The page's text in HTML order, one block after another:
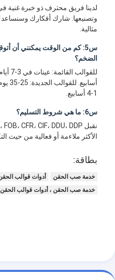
لدينا فريق محترف ذو خبرة غنية
وتصنيعها. شارك أفكارك
مثالية.
س5: كم من الوقت يمكنني أن
الضخم؟
1-4 أسابيع.
س6: ما هي شروط التسليم؟
الأكثر ملاءمة أو فعالية من حيث
بطاقة:
خدمة صب الحقن
أدوات قوالب
خدمة صب الحقن ، أدوات قوالب الحقن